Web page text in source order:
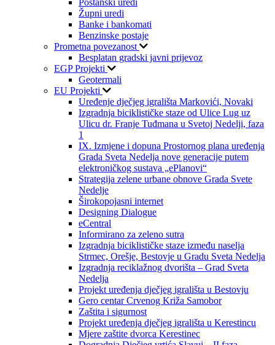
Župni uredi
Banke i bankomati
Benzinske postaje
Prometna povezanost
Besplatan gradski javni prijevoz
EGP Projekti
Geotermali
EU Projekti
Uređenje dječjeg igrališta Markovići, Novaki
Izgradnja biciklističke staze od Ulice Lug uz
Ulicu dr. Franje Tuđmana u Svetoj Nedelji, faza
1
IX. Izmjene i dopuna Prostornog plana uređenja
Grada Sveta Nedelja nove generacije putem
elektroničkog sustava „ePlanovi“
Strategija zelene urbane obnove Grada Svete
Nedelje
Širokopojasni internet
Designing Dialogue
eCentral
Informirano za zeleno sutra
Izgradnja biciklističke staze između naselja
Strmec, Orešje, Bestovje u Gradu Sveta Nedelja
Izgradnja reciklažnog dvorišta – Grad Sveta
Nedelja
Projekt uređenja dječjeg igrališta u Bestovju
Gero centar Crvenog Križa Samobor
Zaštita i sigurnost
Projekt uređenja dječjeg igrališta u Kerestincu
Mjere zaštite dvorca Kerestinec